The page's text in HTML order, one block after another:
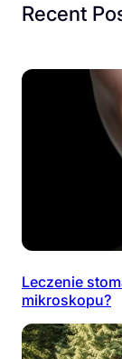
Recent
Leczenie
mikroskopu?